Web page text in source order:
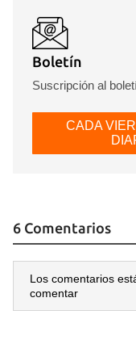
Para poder
iniciar sesión con
Boletín
Suscripción al
CADA
6 Comentarios
Los comentarios
comentar